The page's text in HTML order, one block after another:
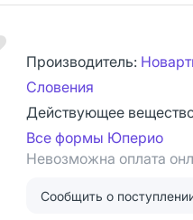
Производитель:
Словения
Действующее
Все формы Юперио
Невозможна оплата
Сообщить о